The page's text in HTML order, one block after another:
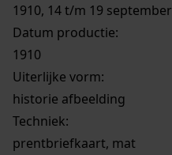
1910, 14 t/m 19 september
Datum productie:
1910
Uiterlijke vorm:
historie afbeelding
Techniek:
prentbriefkaart, mat